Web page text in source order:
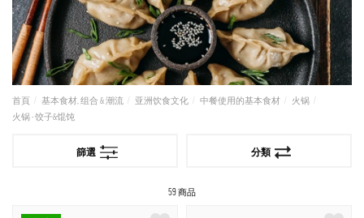
首頁 基本食材, 组合 & 潮流 亚洲饮食文化 中餐使用的基本食材
火锅
火锅 - 饺子&馄饨
篩選 分類
59 商品